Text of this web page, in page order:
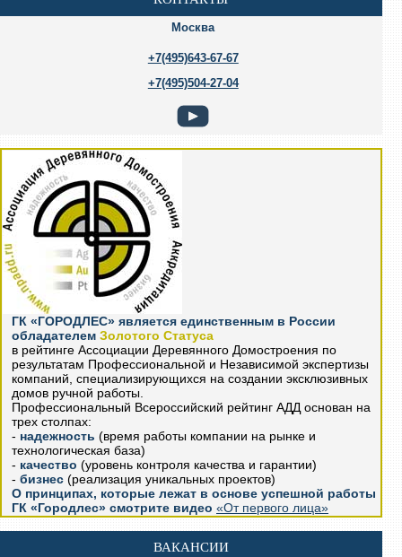
Москва
+7(495)643-67-67
+7(495)504-27-04
ГК «ГОРОДЛЕС» является единственным в России
обладателем Золотого Статуса
в рейтинге Ассоциации Деревянного Домостроения по
результатам Профессиональной и Независимой экспертизы
компаний, специализирующихся на создании эксклюзивных
домов ручной работы.
Профессиональный Всероссийский рейтинг АДД основан на
трех столпах:
- надежность (время работы компании на рынке и
технологическая база)
- качество (уровень контроля качества и гарантии)
- бизнес (реализация уникальных проектов)
О принципах, которые лежат в основе успешной работы
ГК «Городлес» смотрите видео «От первого лица»
ВАКАНСИИ